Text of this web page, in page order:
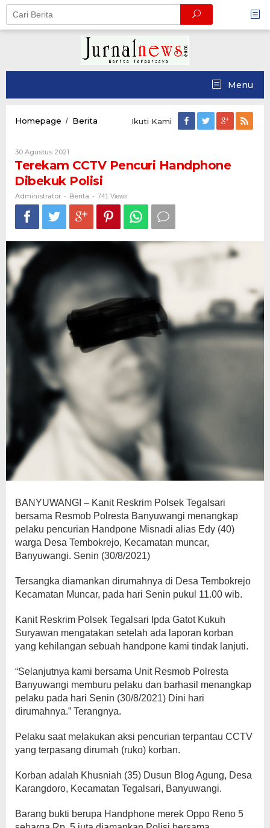
Skip
content
Menu
Homepage / Berita
Dibekuk
Polisi
Ikuti Kami
30 Agustus 2021
Administrator
Terekam CCTV Pencuri Handphone
Dibekuk Polisi
Administrator - Berita - 741 Views
BANYUWANGI – Kanit Reskrim Polsek Tegalsari
bersama Resmob Polresta Banyuwangi menangkap
pelaku pencurian Handpone Misnadi alias Edy (40)
warga Desa Tembokrejo, Kecamatan muncar,
Banyuwangi. Senin (30/8/2021)
Tersangka diamankan dirumahnya di Desa Tembokrejo
Kecamatan Muncar, pada hari Senin pukul 11.00 wib.
Kanit Reskrim Polsek Tegalsari Ipda Gatot Kukuh
Suryawan mengatakan setelah ada laporan korban
yang kehilangan sebuah handpone kami tindak lanjuti.
“Selanjutnya kami bersama Unit Resmob Polresta
Banyuwangi memburu pelaku dan barhasil menangkap
pelaku pada hari Senin (30/8/2021) Dini hari
dirumahnya.” Terangnya.
Pelaku saat melakukan aksi pencurian terpantau CCTV
yang terpasang dirumah (ruko) korban.
Korban adalah Khusniah (35) Dusun Blog Agung, Desa
Karangdoro, Kecamatan Tegalsari, Banyuwangi.
Barang bukti berupa Handphone merek Oppo Reno 5